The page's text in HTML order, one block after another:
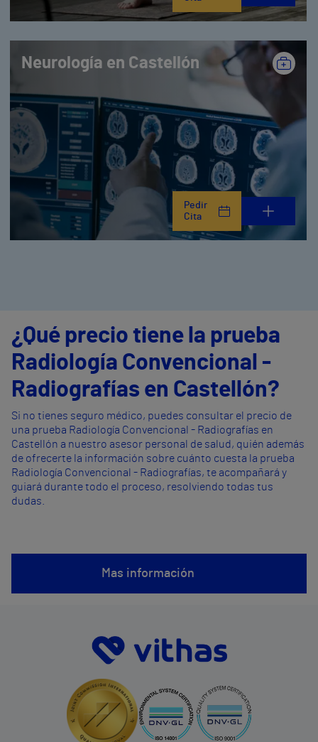
Neurología en Castellón
Pedir
Cita
¿Qué precio tiene la prueba
Radiología Convencional -
Radiografías en Castellón?
Si no tienes seguro médico, puedes consultar el precio de
una prueba Radiología Convencional - Radiografías en
Castellón a nuestro asesor personal de salud, quién además
de ofrecerte la información sobre cuánto cuesta la prueba
Radiología Convencional - Radiografías, te acompañará y
guiará durante todo el proceso, resolviendo todas tus
dudas.
Mas información